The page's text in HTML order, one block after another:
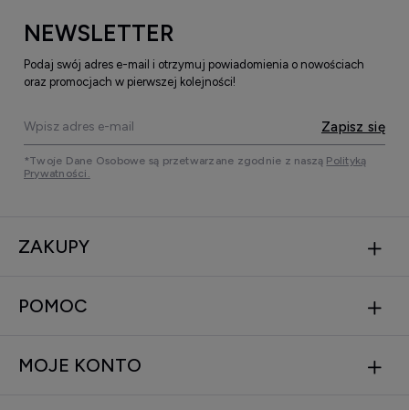
NEWSLETTER
Podaj swój adres e-mail i otrzymuj powiadomienia o nowościach
oraz promocjach w pierwszej kolejności!
Zapisz się
*Twoje Dane Osobowe są przetwarzane zgodnie z naszą Polityką
Prywatności.
ZAKUPY
POMOC
MOJE KONTO